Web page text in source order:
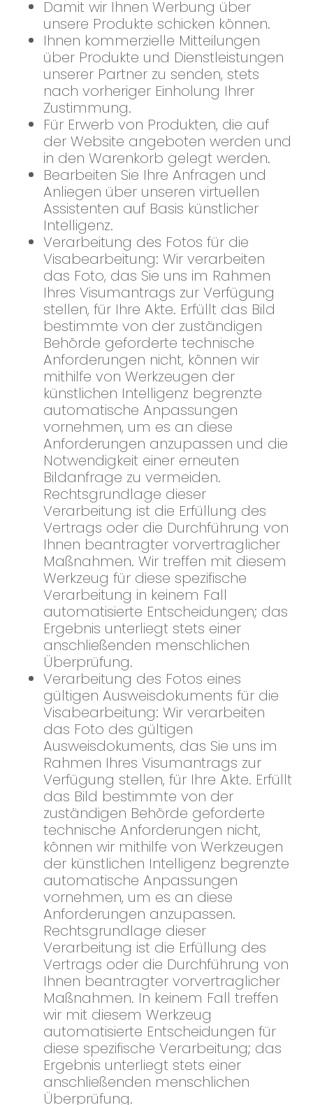
Damit wir Ihnen Werbung über
unsere Produkte schicken können.
Ihnen kommerzielle Mitteilungen
über Produkte und Dienstleistungen
unserer Partner zu senden, stets
nach vorheriger Einholung Ihrer
Zustimmung.
Für Erwerb von Produkten, die auf
der Website angeboten werden und
in den Warenkorb gelegt werden.
Bearbeiten Sie Ihre Anfragen und
Anliegen über unseren virtuellen
Assistenten auf Basis künstlicher
Intelligenz.
Verarbeitung des Fotos für die
Visabearbeitung: Wir verarbeiten
das Foto, das Sie uns im Rahmen
Ihres Visumantrags zur Verfügung
stellen, für Ihre Akte. Erfüllt das Bild
bestimmte von der zuständigen
Behörde geforderte technische
Anforderungen nicht, können wir
mithilfe von Werkzeugen der
künstlichen Intelligenz begrenzte
automatische Anpassungen
vornehmen, um es an diese
Anforderungen anzupassen und die
Notwendigkeit einer erneuten
Bildanfrage zu vermeiden.
Rechtsgrundlage dieser
Verarbeitung ist die Erfüllung des
Vertrags oder die Durchführung von
Ihnen beantragter vorvertraglicher
Maßnahmen. Wir treffen mit diesem
Werkzeug für diese spezifische
Verarbeitung in keinem Fall
automatisierte Entscheidungen; das
Ergebnis unterliegt stets einer
anschließenden menschlichen
Überprüfung.
Verarbeitung des Fotos eines
gültigen Ausweisdokuments für die
Visabearbeitung: Wir verarbeiten
das Foto des gültigen
Ausweisdokuments, das Sie uns im
Rahmen Ihres Visumantrags zur
Verfügung stellen, für Ihre Akte. Erfüllt
das Bild bestimmte von der
zuständigen Behörde geforderte
technische Anforderungen nicht,
können wir mithilfe von Werkzeugen
der künstlichen Intelligenz begrenzte
automatische Anpassungen
vornehmen, um es an diese
Anforderungen anzupassen.
Rechtsgrundlage dieser
Verarbeitung ist die Erfüllung des
Vertrags oder die Durchführung von
Ihnen beantragter vorvertraglicher
Maßnahmen. In keinem Fall treffen
wir mit diesem Werkzeug
automatisierte Entscheidungen für
diese spezifische Verarbeitung; das
Ergebnis unterliegt stets einer
anschließenden menschlichen
Überprüfung.